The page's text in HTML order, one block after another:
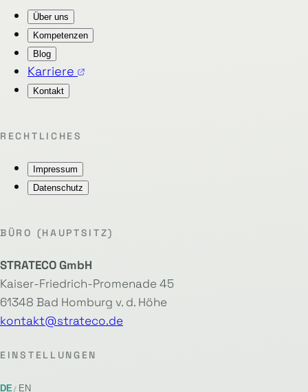
Über uns
Kompetenzen
Blog
Karriere
Kontakt
RECHTLICHES
Impressum
Datenschutz
BÜRO (HAUPTSITZ)
STRATECO GmbH
Kaiser-Friedrich-Promenade 45
61348 Bad Homburg v. d. Höhe
kontakt@strateco.de
EINSTELLUNGEN
DE EN